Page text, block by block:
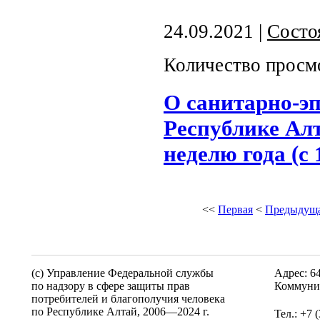
24.09.2021 |
Количество
О санитарно-
Республике
неделю года (с
<< Первая <
(c) Управление Федеральной службы
по надзору в сфере защиты прав
потребителей и благополучия человека
по Республике Алтай, 2006—2024 г.
Адрес:
Тел.: +7